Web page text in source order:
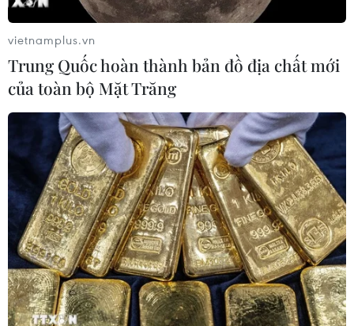
gây vụ lao xe vào đám đông ở
Munich
06/08/2026 15:57
tải kết nối châu Á qua Ấn Độ Dương
06/08/2026 15:34
Italy và Hy Lạp trở thành điểm nóng
của virus Tây sông Nile
06/08/2026 13:24
vietnamplus.vn
Trung Quốc hoàn thành bản đồ địa chất mới
của toàn bộ Mặt Trăng